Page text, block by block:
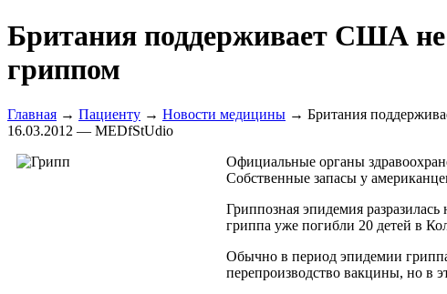
Британия поддерживает США не
гриппом
Главная → Пациенту → Новости медицины → Британия
16.03.2012 — MEDfStUdio
Официальные органы
Собственные запасы у
Гриппозная эпидемия
гриппа уже погибли 20 детей в
Обычно в период эпидемии
перепроизводство вакцины, но в